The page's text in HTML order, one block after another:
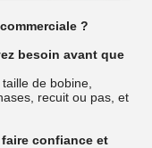
?
besoin avant que
de bobine,
recuit ou pas, et
confiance et